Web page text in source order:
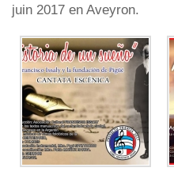
juin 2017 en Aveyron.